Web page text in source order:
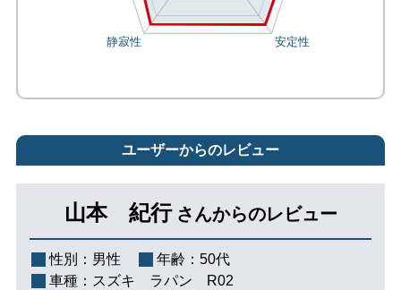
ユーザーからのレビュー
山本 紀行 さんからのレビュー
性別： 男性 年齢： 50代
車種： スズキ ラパン R02